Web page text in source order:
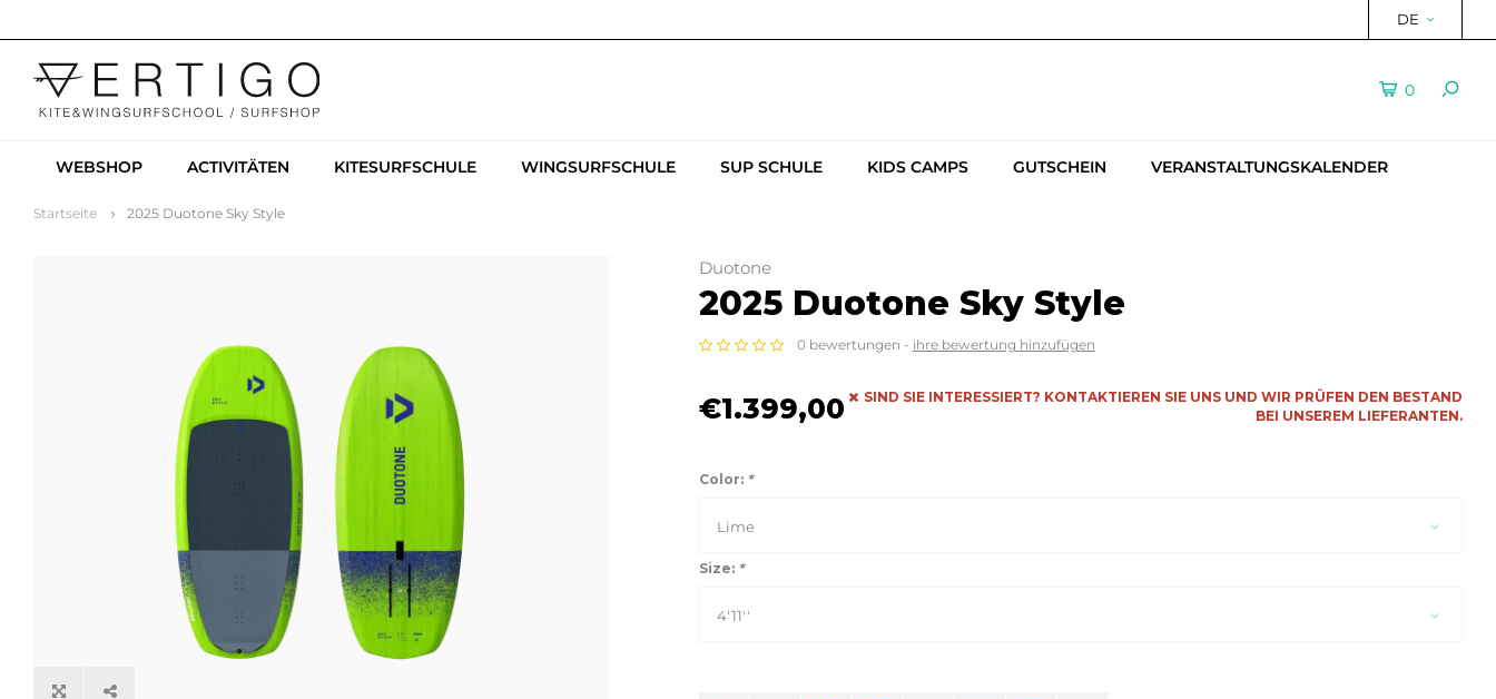
DE
0
WEBSHOP ACTIVITÄTEN KITESURFSCHULE WINGSURFSCHULE SUP SCHULE KIDS CAMPS GUTSCHEIN VERANSTALTUNGSKALENDER
Startseite 2025 Duotone Sky Style
Duotone
2025 Duotone Sky Style
0 bewertungen - ihre bewertung hinzufügen
€1.399,00
SIND SIE INTERESSIERT? KONTAKTIEREN SIE UNS UND WIR PRÜFEN DEN BESTAND
BEI UNSEREM LIEFERANTEN.
Color: *
Lime
Size: *
4'11''